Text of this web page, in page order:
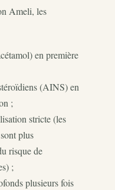
Ameli, les
en première
(AINS) en
;
stricte (les
plus
risque de
;
plusieurs fois